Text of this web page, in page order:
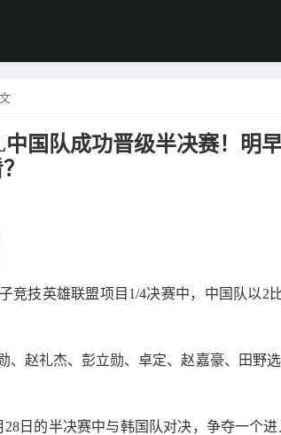
国队成功晋级半决赛！明
竞技英雄联盟项目1/4决赛中，中国队以2
、赵礼杰、彭立勋、卓定、赵嘉豪、田野
日的半决赛中与韩国队对决，争夺一个